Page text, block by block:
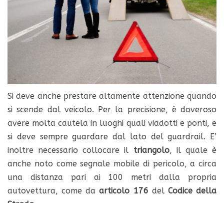
Si deve anche prestare altamente attenzione quando
si scende dal veicolo. Per la precisione, è doveroso
avere molta cautela in luoghi quali viadotti e ponti, e
si deve sempre guardare dal lato del guardrail. E’
inoltre necessario collocare il triangolo, il quale è
anche noto come segnale mobile di pericolo, a circa
una distanza pari ai 100 metri dalla propria
autovettura, come daarticolo 176 del Codice della